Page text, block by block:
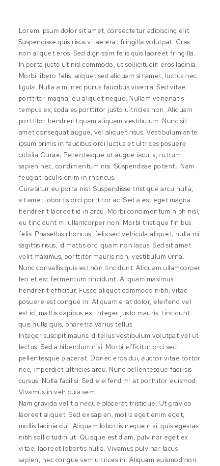
Lorem ipsum dolor sit amet, consectetur adipiscing elit.
Suspendisse quis risus vitae erat fringilla volutpat. Cras
non aliquet eros. Sed dignissim felis quis laoreet fringilla.
In porta justo ut nisl commodo, ut sollicitudin eros lacinia.
Morbi libero felis, aliquet sed aliquam sit amet, luctus nec
ligula. Nulla a mi nec purus faucibus viverra. Sed vitae
porttitor magna, eu aliquet neque. Nullam venenatis
tempus ex, sodales porttitor justo ultricies non. Aliquam
porttitor hendrerit quam aliquam vestibulum. Nunc sit
amet consequat augue, vel aliquet risus. Vestibulum ante
ipsum primis in faucibus orci luctus et ultrices posuere
cubilia Curae; Pellentesque ut augue iaculis, rutrum
sapien nec, condimentum nisi. Suspendisse potenti. Nam
feugiat iaculis enim in rhoncus.
Curabitur eu porta nisl. Suspendisse tristique arcu nulla,
sit amet lobortis orci porttitor ac. Sed a est eget magna
hendrerit laoreet id in arcu. Morbi condimentum nibh nisl,
eu tincidunt mi ullamcorper non. Morbi tristique finibus
felis. Phasellus rhoncus, felis sed vehicula aliquet, nulla mi
sagittis risus, id mattis orci quam non lacus. Sed sit amet
velit maximus, porttitor mauris non, vestibulum urna.
Nunc convallis quis est non tincidunt. Aliquam ullamcorper
leo et est fermentum tincidunt. Aliquam maximus
hendrerit efficitur. Fusce aliquet commodo nibh, vitae
posuere est congue in. Aliquam erat dolor, eleifend vel
est id, mattis dapibus ex. Integer justo mauris, tincidunt
quis nulla quis, pharetra varius tellus.
Integer suscipit mauris id tellus vestibulum volutpat vel ut
lectus. Sed a bibendum nisi. Morbi efficitur orci sed
pellentesque placerat. Donec eros dui, auctor vitae tortor
nec, imperdiet ultricies arcu. Nunc pellentesque facilisis
cursus. Nulla facilisi. Sed eleifend mi at porttitor euismod.
Vivamus in vehicula sem.
Nam gravida velit a neque placerat tristique. Ut gravida
laoreet aliquet. Sed ex sapien, mollis eget enim eget,
mollis lacinia dui. Aliquam lobortis neque nisi, quis egestas
nibh sollicitudin ut. Quisque est diam, pulvinar eget ex
vitae, laoreet lobortis nulla. Vivamus pulvinar lacus
sapien, nec congue sem ultrices in. Aliquam euismod non